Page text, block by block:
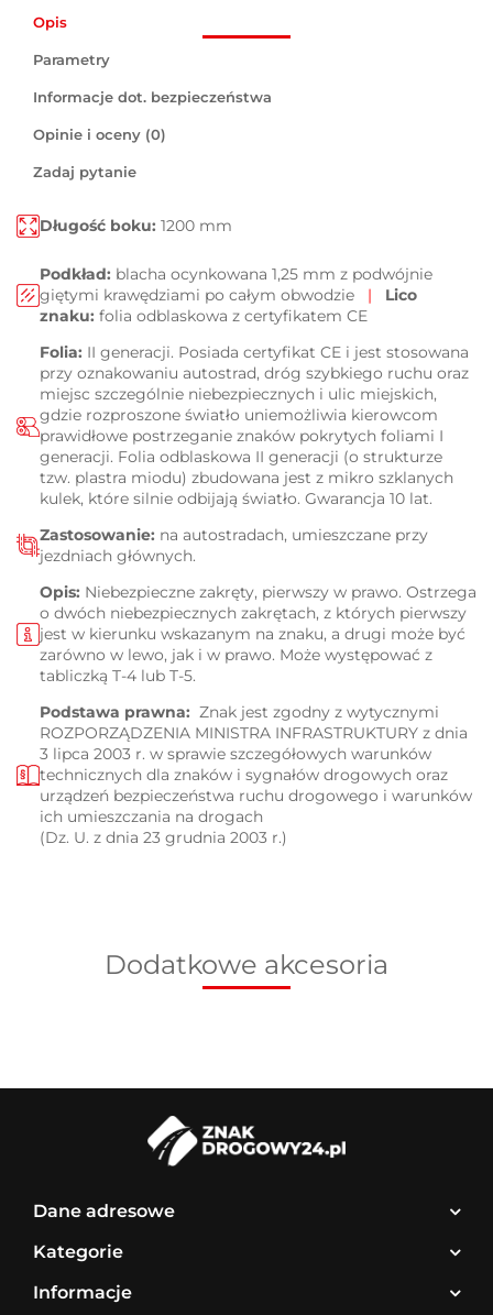
Opis
Parametry
Informacje dot. bezpieczeństwa
Opinie i oceny (0)
Zadaj pytanie
Długość boku: 1200 mm
Podkład: blacha ocynkowana 1,25 mm z podwójnie
giętymi krawędziami po całym obwodzie |
Lico
znaku: folia odblaskowa z certyfikatem CE
Folia: II generacji. Posiada certyfikat CE i jest stosowana
przy oznakowaniu autostrad, dróg szybkiego ruchu oraz
miejsc szczególnie niebezpiecznych i ulic miejskich,
gdzie rozproszone światło uniemożliwia kierowcom
prawidłowe postrzeganie znaków pokrytych foliami I
generacji. Folia odblaskowa II generacji (o strukturze
tzw. plastra miodu) zbudowana jest z mikro szklanych
kulek, które silnie odbijają światło. Gwarancja 10 lat.
Zastosowanie: na autostradach, umieszczane przy
jezdniach głównych.
Opis: Niebezpieczne zakręty, pierwszy w prawo. Ostrzega
o dwóch niebezpiecznych zakrętach, z których pierwszy
jest w kierunku wskazanym na znaku, a drugi może być
zarówno w lewo, jak i w prawo. Może występować z
tabliczką T-4 lub T-5.
Podstawa prawna: Znak jest zgodny z wytycznymi
ROZPORZĄDZENIA MINISTRA INFRASTRUKTURY z dnia
3 lipca 2003 r. w sprawie szczegółowych warunków
technicznych dla znaków i sygnałów drogowych oraz
urządzeń bezpieczeństwa ruchu drogowego i warunków
ich umieszczania na drogach
(Dz. U. z dnia 23 grudnia 2003 r.)
Dodatkowe akcesoria
Dane adresowe
Kategorie
Informacje